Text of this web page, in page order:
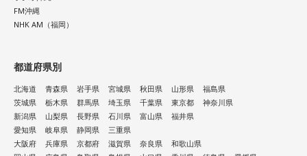
FM沖縄
NHK AM（福岡）
都道府県別
北海道 青森県 岩手県 宮城県 秋田県 山形県
福島県
茨城県
栃木県 群馬県 埼玉県 千葉県 東京都
神奈川県
新潟県
山梨県 長野県 石川県 富山県
福井県
愛知県
岐阜県 静岡県
三重県
大阪府
兵庫県 京都府 滋賀県 奈良県
和歌山県